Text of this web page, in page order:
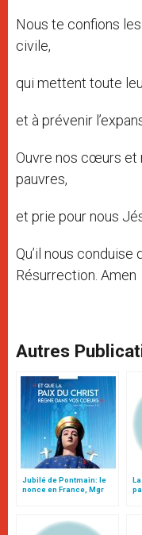
Nous te confions
civile,
qui mettent toute
et à prévenir
Ouvre nos cœurs et
pauvres,
et prie pour nous
Qu’il nous conduise
Résurrection. Amen
Autres
Jubilé de Pontmain: le
nonce en France, Mgr